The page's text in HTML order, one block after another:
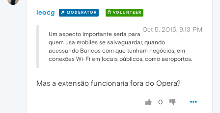
leocg MODERATOR VOLUNTEER
Oct 5, 2015, 9:13 PM
Um aspecto importante seria para
quem usa mobiles se salvaguardar, quando
acessando Bancos com que tenham negócios, em
conexões Wi-Fi em locais públicos, como aeroportos.
Mas a extensão funcionaria fora do Opera?
0